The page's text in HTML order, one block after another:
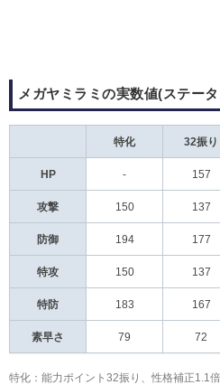
メガヤミラミの実数値(ステー
特化 32振り
HP - 157
攻撃 150 137
防御 194 177
特攻 150 137
特防 183 167
素早さ 79 72
特化：能力ポイント32振り、性格補正1.1倍